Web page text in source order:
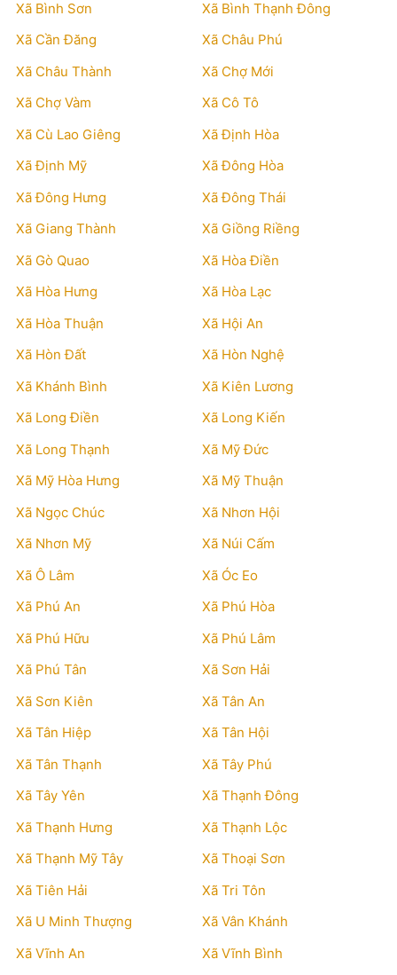
Xã Bình Sơn
Xã Bình Thạnh Đông
Xã Cần Đăng
Xã Châu Phú
Xã Châu Thành
Xã Chợ Mới
Xã Chợ Vàm
Xã Cô Tô
Xã Cù Lao Giêng
Xã Định Hòa
Xã Định Mỹ
Xã Đông Hòa
Xã Đông Hưng
Xã Đông Thái
Xã Giang Thành
Xã Giồng Riềng
Xã Gò Quao
Xã Hòa Điền
Xã Hòa Hưng
Xã Hòa Lạc
Xã Hòa Thuận
Xã Hội An
Xã Hòn Đất
Xã Hòn Nghệ
Xã Khánh Bình
Xã Kiên Lương
Xã Long Điền
Xã Long Kiến
Xã Long Thạnh
Xã Mỹ Đức
Xã Mỹ Hòa Hưng
Xã Mỹ Thuận
Xã Ngọc Chúc
Xã Nhơn Hội
Xã Nhơn Mỹ
Xã Núi Cấm
Xã Ô Lâm
Xã Óc Eo
Xã Phú An
Xã Phú Hòa
Xã Phú Hữu
Xã Phú Lâm
Xã Phú Tân
Xã Sơn Hải
Xã Sơn Kiên
Xã Tân An
Xã Tân Hiệp
Xã Tân Hội
Xã Tân Thạnh
Xã Tây Phú
Xã Tây Yên
Xã Thạnh Đông
Xã Thạnh Hưng
Xã Thạnh Lộc
Xã Thạnh Mỹ Tây
Xã Thoại Sơn
Xã Tiên Hải
Xã Tri Tôn
Xã U Minh Thượng
Xã Vân Khánh
Xã Vĩnh An
Xã Vĩnh Bình